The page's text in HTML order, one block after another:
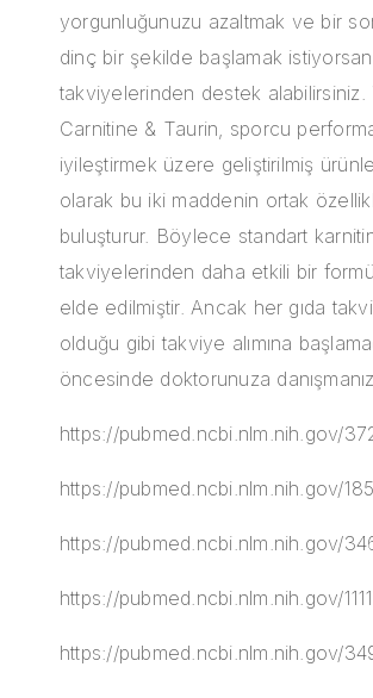
yorgunluğunuzu azaltmak ve bir
dinç bir şekilde başlamak
takviyelerinden destek alabilirsiniz.
Carnitine & Taurin , sporcu
iyileştirmek üzere geliştirilmiş
olarak bu iki maddenin ortak
buluşturur. Böylece standart
takviyelerinden daha etkili bir
elde edilmiştir. Ancak her gıda
olduğu gibi takviye alımına
öncesinde doktorunuza
https://pubmed.ncbi.nlm.nih.gov/
https://pubmed.ncbi.nlm.nih.gov/
https://pubmed.ncbi.nlm.nih.gov/
https://pubmed.ncbi.nlm.nih.gov/
https://pubmed.ncbi.nlm.nih.gov/